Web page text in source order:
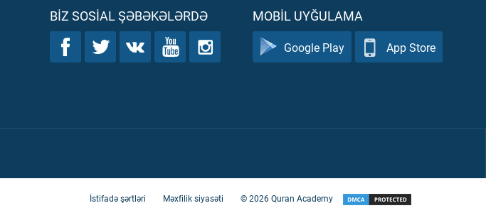
BIZ SOSIAL ŞƏBƏKƏLƏRDƏ MOBIL UYĞULAMA
Google Play App Store
İstifadə şərtləri Məxfilik siyasəti ©2026Quran Academy